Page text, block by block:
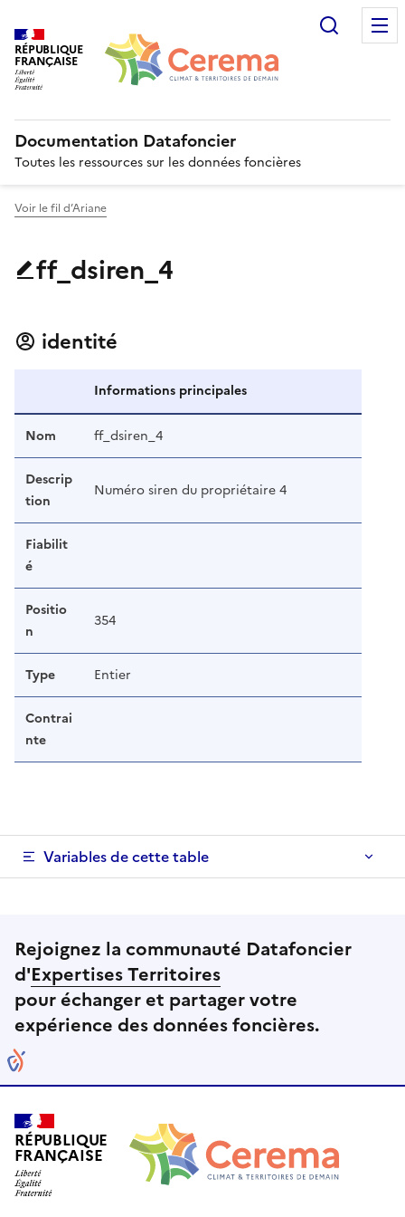
RÉPUBLIQUE
FRANÇAISE
Documentation Datafoncier
Toutes les ressources sur les données foncières
Voir le fil d’Ariane
ff_dsiren_4
identité
Informations principales
Nom ff_dsiren_4
Descrip
tion
Numéro siren du propriétaire 4
Fiabilit
é
Positio
n
354
Type Entier
Contrai
nte
Variables de cette table
Rejoignez la communauté Datafoncier
d'Expertises Territoires
pour échanger et partager votre
expérience des données foncières.
RÉPUBLIQUE
FRANÇAISE